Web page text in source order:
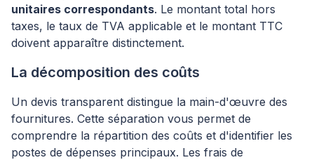
unitaires correspondants. Le montant total hors
taxes, le taux de TVA applicable et le montant TTC
doivent apparaître distinctement.
La décomposition des coûts
Un devis transparent distingue la main-d'œuvre des
fournitures. Cette séparation vous permet de
comprendre la répartition des coûts et d'identifier les
postes de dépenses principaux. Les frais de